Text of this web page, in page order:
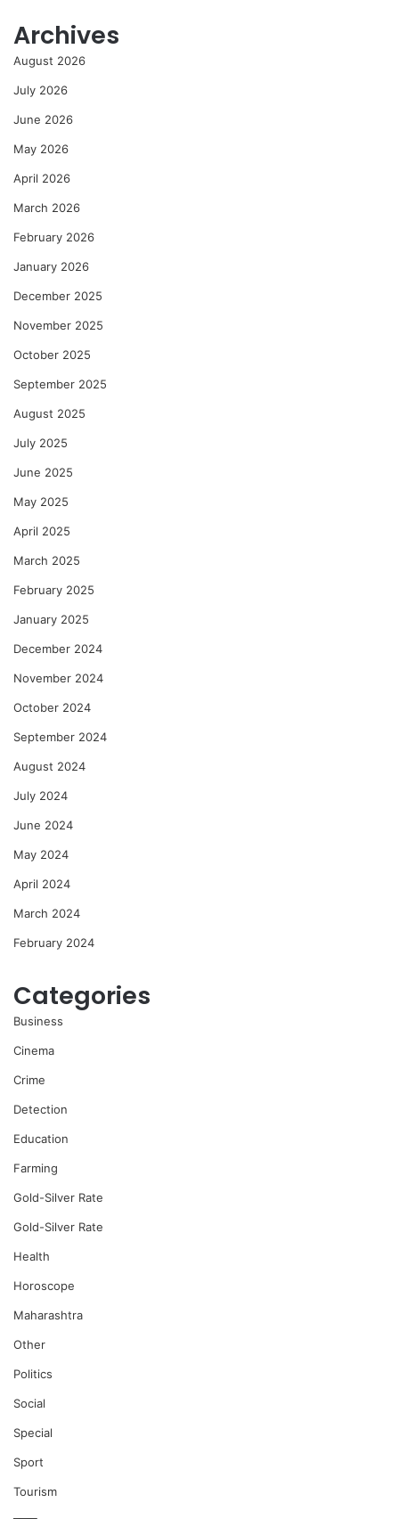
Archives
August 2026
July 2026
June 2026
May 2026
April 2026
March 2026
February 2026
January 2026
December 2025
November 2025
October 2025
September 2025
August 2025
July 2025
June 2025
May 2025
April 2025
March 2025
February 2025
January 2025
December 2024
November 2024
October 2024
September 2024
August 2024
July 2024
June 2024
May 2024
April 2024
March 2024
February 2024
Categories
Business
Cinema
Crime
Detection
Education
Farming
Gold-Silver Rate
Gold-Silver Rate
Health
Horoscope
Maharashtra
Other
Politics
Social
Special
Sport
Tourism